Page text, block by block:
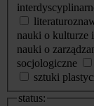
nauki o kulturze
nauki o
socjologiczne
sztuki
status: